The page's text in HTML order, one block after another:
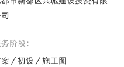
阶段：
／初设／施工图